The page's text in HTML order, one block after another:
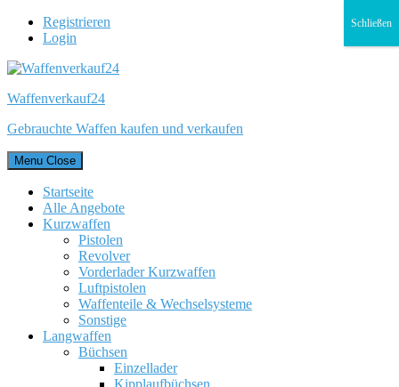
Registrieren
Login
Waffenverkauf24
Gebrauchte Waffen kaufen und verkaufen
Menu Close
Startseite
Alle Angebote
Kurzwaffen
Pistolen
Revolver
Vorderlader Kurzwaffen
Luftpistolen
Waffenteile & Wechselsysteme
Sonstige
Langwaffen
Büchsen
Einzellader
Kipplaufbüchsen
Schließen